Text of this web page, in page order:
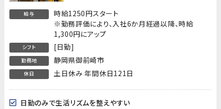
給与
時給1250円スタート
※勤務評価により、入社6か月経過以降、時給
1,300円にアップ
シフト [日勤]
勤務地 静岡県御前崎市
休日 土日休み 年間休日121日
日勤のみで生活リズムを整えやすい